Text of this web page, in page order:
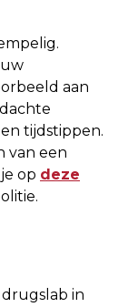
aan
tijdstippen.
van een
op deze
in